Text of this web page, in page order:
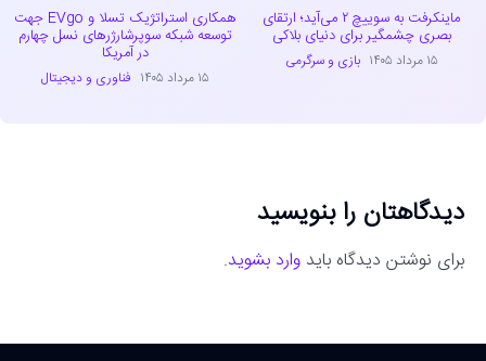
ماینکرفت به سوییچ ۲ می‌آید؛ ارتقای
بصری چشمگیر برای دنیای بلاکی
۱۵ مرداد ۱۴۰۵ بازی و سرگرمی
همکاری استراتژیک تسلا و EVgo جهت
توسعه شبکه سوپرشارژرهای نسل چهارم
در آمریکا
۱۵ مرداد ۱۴۰۵ فناوری و دیجیتال
دیدگاهتان را بنویسید
برای نوشتن دیدگاه باید وارد بشوید.